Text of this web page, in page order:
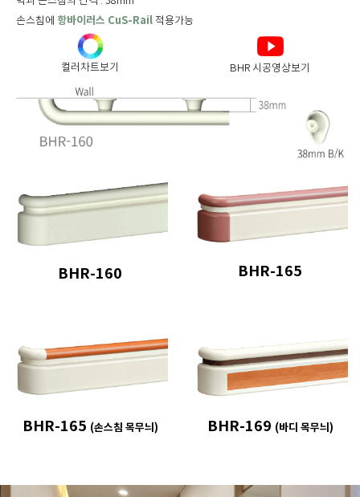
손스침에 항바이러스 CuS-Rail 적용가능
컬러차트보기 BHR 시공영상보기
BHR-160 BHR-165
BHR-165 (손스침 목무늬) BHR-169 (바디 목무늬)